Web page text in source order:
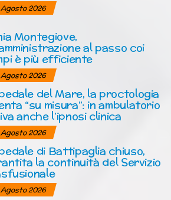
Agosto 2026
Montegiove,
al passo coi
è più efficiente
Agosto 2026
del Mare, la proctologia
“su misura”: in ambulatorio
anche l’ipnosi clinica
Agosto 2026
di Battipaglia chiuso,
la continuità del Servizio
Agosto 2026